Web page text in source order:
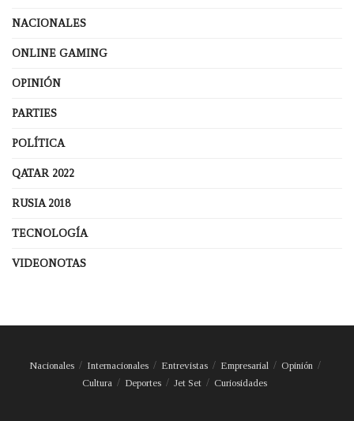
NACIONALES
ONLINE GAMING
OPINIÓN
PARTIES
POLÍTICA
QATAR 2022
RUSIA 2018
TECNOLOGÍA
VIDEONOTAS
Nacionales Internacionales Entrevistas Empresarial
Opinión
Cultura
Deportes Jet Set Curiosidades